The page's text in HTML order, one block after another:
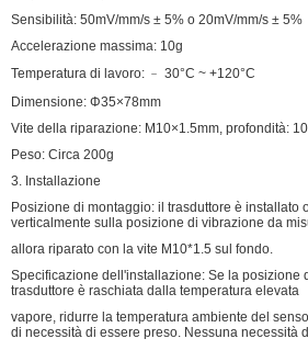
Sensibilità: 50mV/mm/s ± 5% o 20mV/mm/s ± 5%
Accelerazione massima: 10g
Temperatura di lavoro: ﹣ 30°C ~ +120°C
Dimensione: Φ35×78mm
Vite della riparazione: M10×1.5mm, profondità:
Peso: Circa 200g
3. Installazione
Posizione di montaggio: il trasduttore è installato
verticalmente sulla posizione di vibrazione da
allora riparato con la vite M10*1.5 sul fondo.
Specificazione dell'installazione: Se la posizione
trasduttore è raschiata dalla temperatura elevata
vapore, ridurre la temperatura ambiente del
di necessità di essere preso. Nessuna necessità